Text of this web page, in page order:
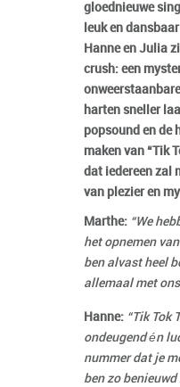
gloednieuwe
leuk en
Hanne en Julia
crush: een
harten sneller
popsound en de
maken van “Tik
dat iedereen zal
van plezier en
Marthe: “We
het opnemen
ben alvast heel
allemaal met
Hanne: “Tik Tok
ondeugend én
nummer dat je
ben zo benieuwd